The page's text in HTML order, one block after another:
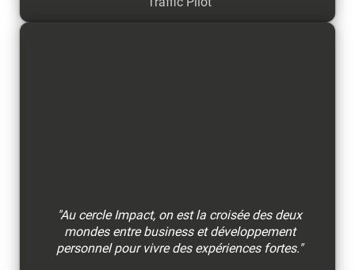
"Au cercle Impact, on est la croisée des deux
mondes entre business et développement
personnel pour vivre des expériences fortes."